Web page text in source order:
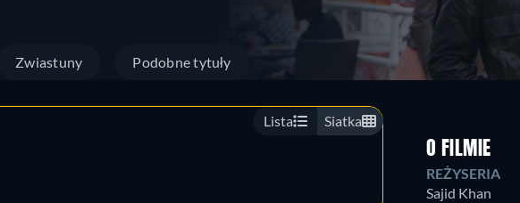
Zwiastuny Podobne tytuły
Lista Siatka
O FILMIE
REŻYSERIA
Sajid Khan